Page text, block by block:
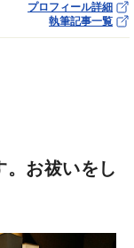
プロフィール詳細
執筆記事一覧
。お祓いをし